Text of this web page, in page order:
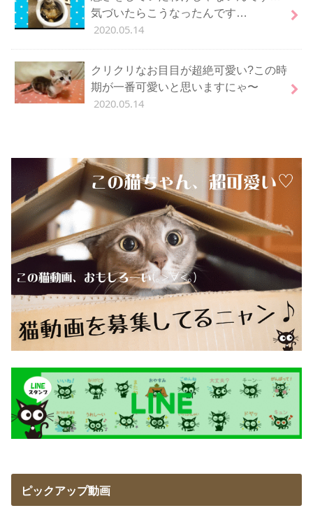
気づいたらこうなったんです…
2020.05.14
クリクリなお目目が超絶可愛い?この時
期が一番可愛いと思いますにゃ〜
2020.05.14
ピックアップ動画